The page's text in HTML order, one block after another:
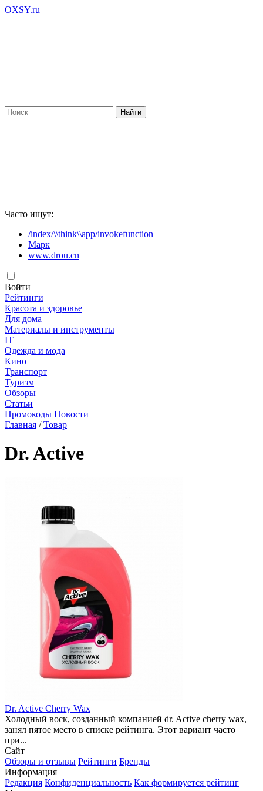
OXSY.ru
Часто ищут:
/index/\\think\\app/invokefunction
Марк
www.drou.cn
Войти
Рейтинги
Красота и здоровье
Для дома
Материалы и инструменты
IT
Одежда и мода
Кино
Транспорт
Туризм
Обзоры
Статьи
Промокоды Новости
Главная /Товар
Dr. Active
Dr. Active Cherry Wax
Холодный воск, созданный компанией dr. Active cherry wax,
занял пятое место в списке рейтинга. Этот вариант часто
при...
Сайт
Обзоры и отзывы Рейтинги Бренды
Информация
Редакция Конфиденциальность Как формируется рейтинг